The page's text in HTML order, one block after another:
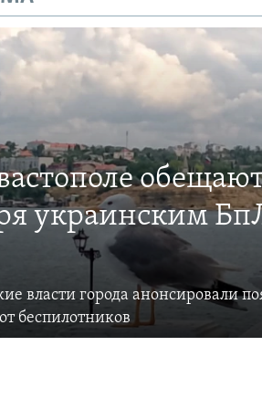
украинским
власти города анонсировали
беспилотников